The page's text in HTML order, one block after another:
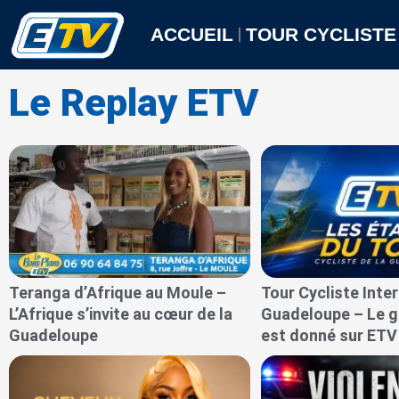
Aller
contenu
ACCUEIL TOUR CYCLISTE
Le Replay ETV
Teranga d’Afrique au Moule –
L’Afrique s’invite au cœur de la
Guadeloupe
Tour Cycliste
Guadeloupe – Le
est donné sur ETV
P
a
g
e
P
a
g
e
P
a
g
e
P
a
g
e
P
a
g
e
a
g
e
a
g
e
a
g
e